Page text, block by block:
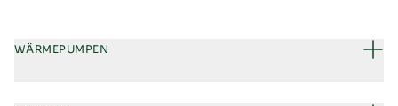
WÄRMEPUMPEN